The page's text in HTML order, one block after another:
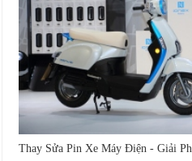
Thay Sửa Pin Xe Máy Điện - Giải